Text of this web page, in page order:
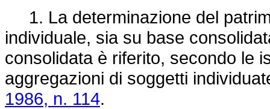
1. La determinazione del
individuale, sia su base
consolidata è riferito, secondo le
aggregazioni di soggetti
1986, n. 114.